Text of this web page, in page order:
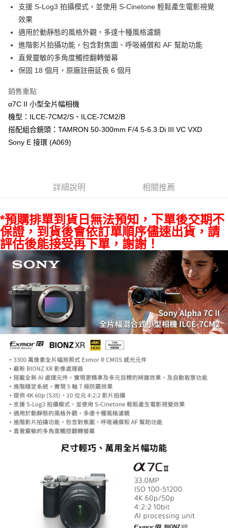
玉山商業銀行
星展（台灣）商業銀行
台新國際商業銀行
台灣樂天信用卡公司
聯邦商業銀行
遠東國際商業銀行
元大商業銀行
永豐商業銀行
玉山商業銀行
台新國際商業銀行
中國信託商業銀行
台灣樂天信用卡公司
匯豐（台灣）商業銀行
華泰商業銀行
聯邦商業銀行
元大商業銀行
永豐商業銀行
玉山商業銀行
星展（台灣）商業銀行
台新國際商業銀行
中國信託商業銀行
台灣樂天信用卡公司
悠遊付
Google Pay
全支付
全盈+PAY
AFTEE先享後付
相關說明
AFTEE先享後付是「在收到商品之後才付款」的支付方式。 讓您購物簡單
便利好安心！
１．簡單：不需註冊會員、不需綁卡、不需儲值。
２．便利：只要手機號碼，簡訊認證，即可結帳。
１．於結帳方式選擇「AFTEE先享後付」後，將跳轉至「AFTEE先享後付」
３．收到繳費通知簡訊後14天內，點擊此簡訊中的連結，可透過四大超商／
ATM／網路銀行／等多元方式進行付款，方視為交易完成。
※ 請注意：結帳手續完成當下不需立刻繳費，但若您需要取消訂單，請聯絡
購買商品的店家。未經商家同意取消之訂單仍視為有效，需透過AFTEE先享
後付繳納相關費用。
※ 交易是否成功請以「AFTEE先享後付 」之結帳頁面顯示為準，若有關於
是否繳費成功／繳費後需取消欲退款等相關疑問，請聯繫「AFTEE先享後付
https://netprotections.freshdesk.com/support/home
【注意事項】
１．透過由恩沛科技股份有限公司提供之「AFTEE先享後付」服務完成之交
易，需依本服務之必要範圍內提供個人資料，並將交易相關給付款項請求債
權轉讓予恩沛科技股份有限公司。
２．關於個人資料處理事宜，請瀏覽以下網址：
https://aftee.tw/terms/#terms3
３．未成年的使用者請事先徵得法定代理人或監護人之同意方可使用
「AFTEE先享後付」，若未經同意申辦者引起之損失，本公司不負相關責
任。
４．使用「AFTEE先享後付」時，將依據個別帳號之用戶狀況，依本公司即
時審查核予不同之上限額度；若仍有額度不足之情形，本公司將視審查結果
請求用戶進行身份認證。
５．嚴禁一人註冊多個帳號或使用他人資訊註冊。若發現惡意使用之情形，
恩沛科技股份有限公司將有權停止該用戶之使用額度並採取法律行動。
ATM付款
運送方式
付款後門市自取
支援 S-Log3 拍攝模式，並使用 S-Cinetone 輕鬆產生電影視覺
效果
適用於動靜態的風格外觀，多達十種風格濾鏡
進階影片拍攝功能，包含對焦圖、呼吸補償和 AF 幫助功能
直覺靈敏的多角度觸控翻轉螢幕
保固 18 個月，原廠註冊延長 6 個月
銷售重點
α7C II 小型全片幅相機
機型：ILCE-7CM2/S、ILCE-7CM2/B
搭配組合鏡頭：TAMRON 50-300mm F/4.5-6.3 Di III VC VXD
Sony E 接環 (A069)
詳細說明 相關推薦
*預購排單到貨日無法預知，下單後交期不
保證，到貨後會依訂單順序儘速出貨，請
評估後能接受再下單，謝謝！